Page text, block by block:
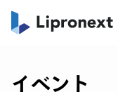
イベント